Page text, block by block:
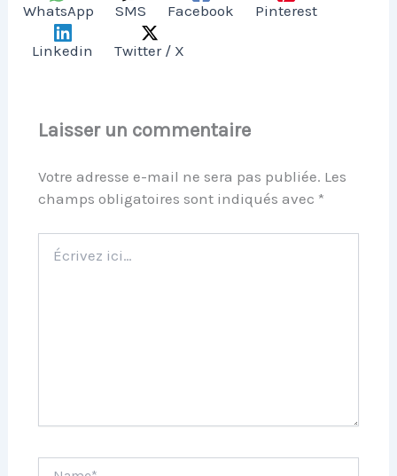
WhatsApp SMS Facebook Pinterest
Linkedin Twitter / X
Laisser un commentaire
Votre adresse e-mail ne sera pas publiée. Les
champs obligatoires sont indiqués avec *
ici…